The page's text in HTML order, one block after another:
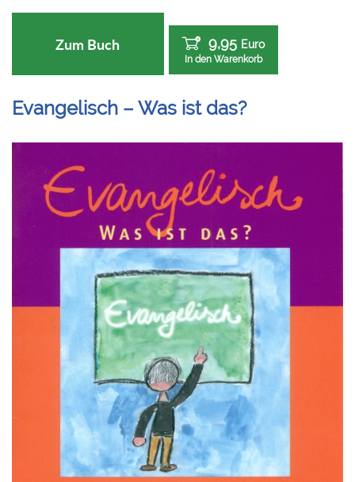
Zum Buch 9,95 Euro
In den Warenkorb
Evangelisch – Was ist das?